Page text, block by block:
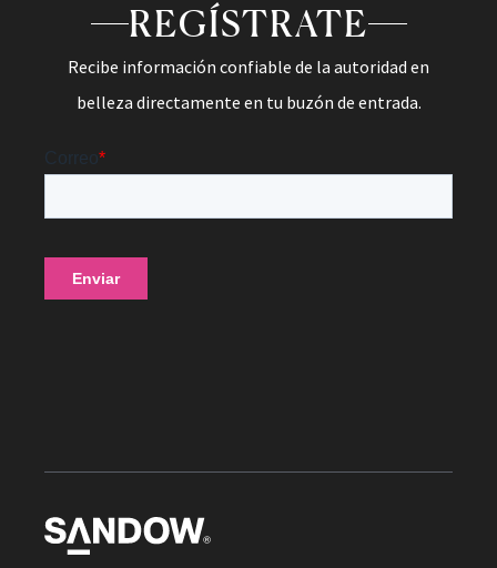
REGÍSTRATE
Recibe información confiable de la autoridad en
belleza directamente en tu buzón de entrada.